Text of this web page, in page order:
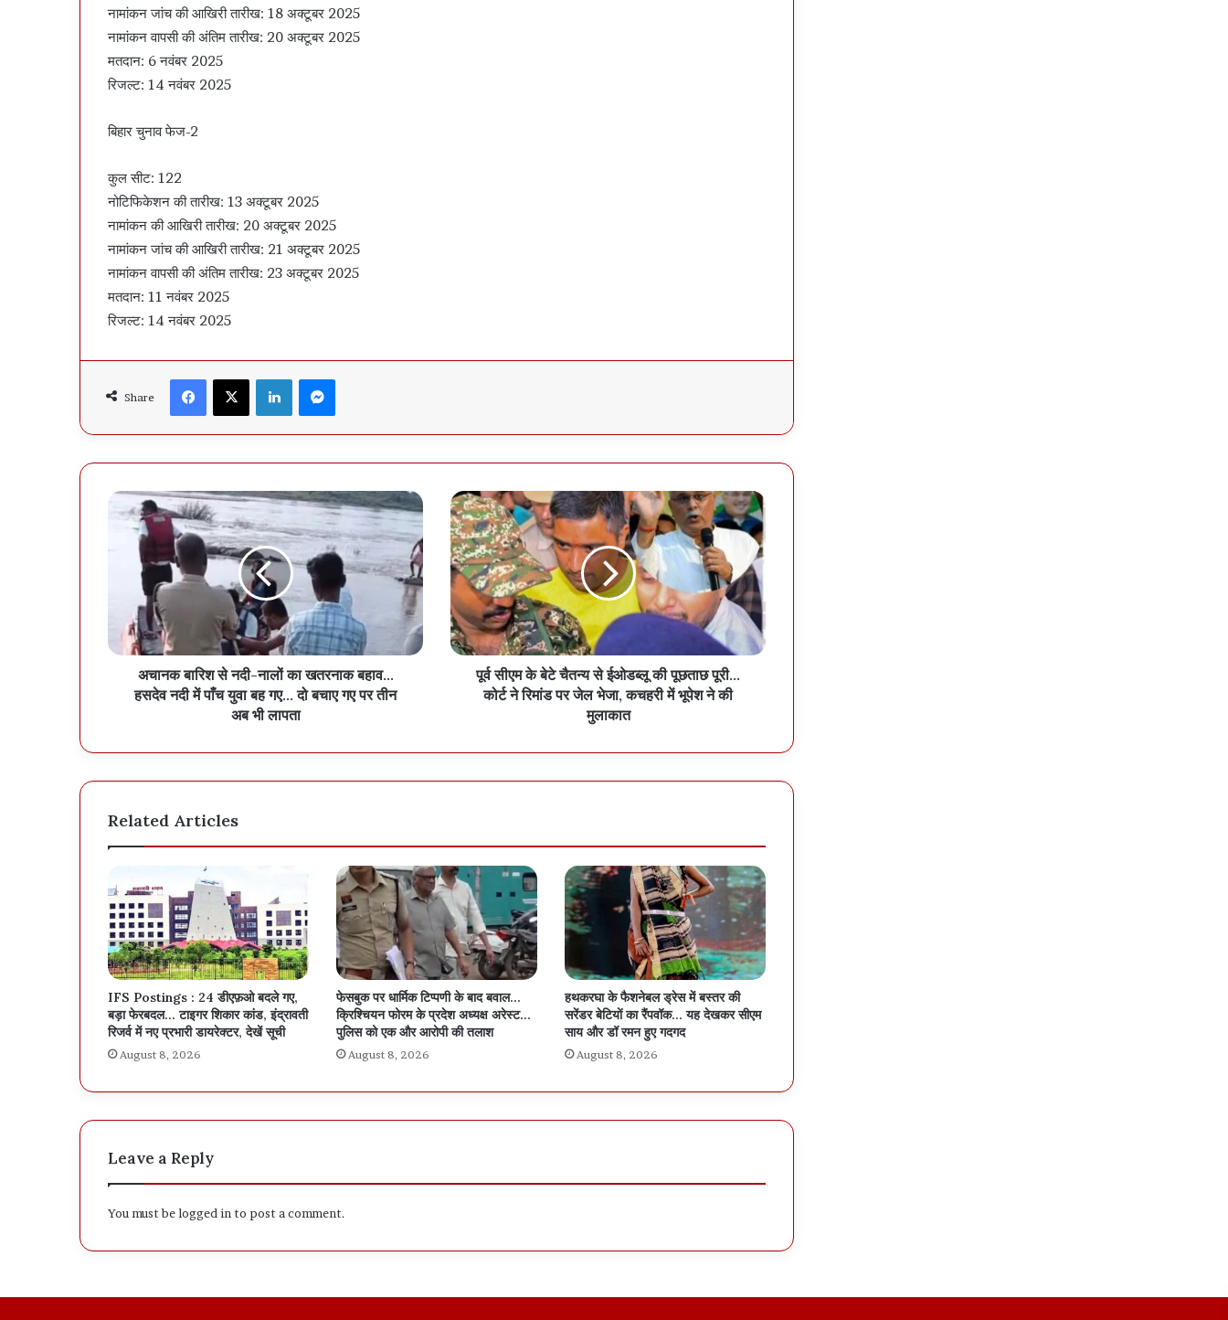
नामांकन जांच की आखिरी तारीख: 18 अक्टूबर 2025
नामांकन वापसी की अंतिम तारीख: 20 अक्टूबर 2025
मतदान: 6 नवंबर 2025
रिजल्ट: 14 नवंबर 2025
बिहार चुनाव फेज-2
कुल सीट: 122
नोटिफिकेशन की तारीख: 13 अक्टूबर 2025
नामांकन की आखिरी तारीख: 20 अक्टूबर 2025
नामांकन जांच की आखिरी तारीख: 21 अक्टूबर 2025
नामांकन वापसी की अंतिम तारीख: 23 अक्टूबर 2025
मतदान: 11 नवंबर 2025
रिजल्ट: 14 नवंबर 2025
Share
Facebook X LinkedIn
अचानक बारिश से नदी-नालों का खतरनाक बहाव…
हसदेव नदी में पाँच युवा बह गए… दो बचाए गए पर तीन
अब भी लापता
पूर्व सीएम के बेटे चैतन्य से ईओडब्लू की पूछताछ पूरी...
कोर्ट ने रिमांड पर जेल भेजा, कचहरी में भूपेश ने की
मुलाकात
Related Articles
IFS Postings : 24 डीएफ़ओ बदले गए,
बड़ा फेरबदल… टाइगर शिकार कांड, इंद्रावती
रिजर्व में नए प्रभारी डायरेक्टर, देखें सूची
August 8, 2026
फेसबुक पर धार्मिक टिप्पणी के बाद बवाल…
क्रिश्चियन फोरम के प्रदेश अध्यक्ष अरेस्ट…
पुलिस को एक और आरोपी की तलाश
August 8, 2026
हथकरघा के फैशनेबल ड्रेस में बस्तर की
सरेंडर बेटियों का रैंपवॉक… यह देखकर सीएम
साय और डॉ रमन हुए गदगद
August 8, 2026
Leave a Reply
You must belogged in to post a comment.